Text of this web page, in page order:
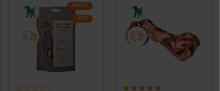
AKCIJA
−20%